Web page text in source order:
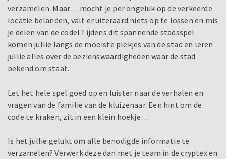
verzamelen. Maar… mocht je per ongeluk op de verkeerde
locatie belanden, valt er uiteraard niets op te lossen en mis
je delen van de code! Tijdens dit spannende stadsspel
komen jullie langs de mooiste plekjes van de stad en leren
jullie alles over de bezienswaardigheden waar de stad
bekend om staat.
Let het hele spel goed op en luister naar de verhalen en
vragen van de familie van de kluizenaar. Een hint om de
code te kraken, zit in een klein hoekje…
Is het jullie gelukt om alle benodigde informatie te
verzamelen? Verwerk deze dan met je team in de cryptex en